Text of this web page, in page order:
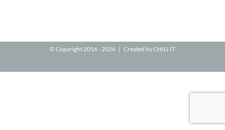
© Copyright 2016 -2026 | Created byCHILI IT